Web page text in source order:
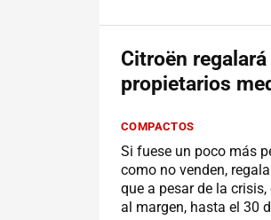
Citroën
propietarios
COMPACTOS
Si fuese un poco más
como no venden,
que a pesar de la
al margen, hasta el 30